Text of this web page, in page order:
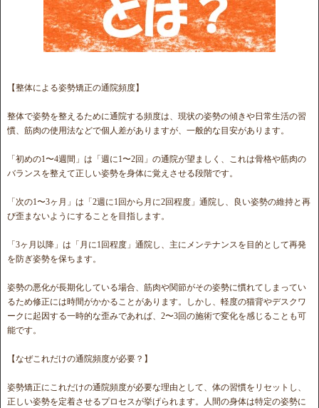
【整体による姿勢矯正の通院頻度】
整体で姿勢を整えるために通院する頻度は、現状の姿勢の傾きや日常生活の習
慣、筋肉の使用法などで個人差がありますが、一般的な目安があります。
「初めの1〜4週間」は「週に1〜2回」の通院が望ましく、これは骨格や筋肉の
バランスを整えて正しい姿勢を身体に覚えさせる段階です。
「次の1〜3ヶ月」は「2週に1回から月に2回程度」通院し、良い姿勢の維持と再
び歪まないようにすることを目指します。
「3ヶ月以降」は「月に1回程度」通院し、主にメンテナンスを目的として再発
を防ぎ姿勢を保ちます。
姿勢の悪化が長期化している場合、筋肉や関節がその姿勢に慣れてしまってい
るため修正には時間がかかることがあります。しかし、軽度の猫背やデスクワ
ークに起因する一時的な歪みであれば、2〜3回の施術で変化を感じることも可
能です。
【なぜこれだけの通院頻度が必要？】
姿勢矯正にこれだけの通院頻度が必要な理由として、体の習慣をリセットし、
正しい姿勢を定着させるプロセスが挙げられます。人間の身体は特定の姿勢に